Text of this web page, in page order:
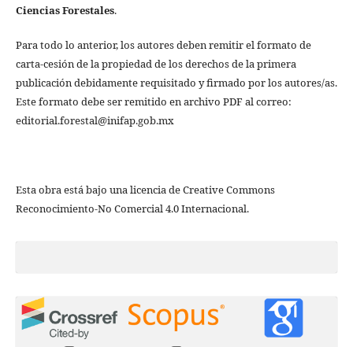
Ciencias Forestales.
Para todo lo anterior, los autores deben remitir el formato de
carta-cesión de la propiedad de los derechos de la primera
publicación debidamente requisitado y firmado por los autores/as.
Este formato debe ser remitido en archivo PDF al correo:
editorial.forestal@inifap.gob.mx
Esta obra está bajo una licencia de Creative Commons
Reconocimiento-No Comercial 4.0 Internacional.